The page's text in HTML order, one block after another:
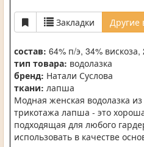
Закладки Другие
состав: 64% п/э, 34% вискоза,
тип товара: водолазка
бренд: Натали Суслова
ткани: лапша
Модная женская водолазка из
трикотажа лапша - это
подходящая для любого
использовать в качестве